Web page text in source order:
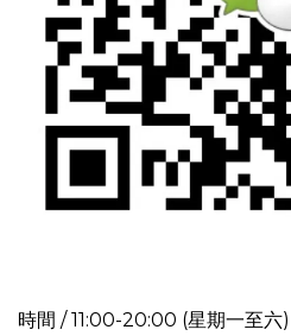
時間 / 11:00-20:00 (星期一至六)